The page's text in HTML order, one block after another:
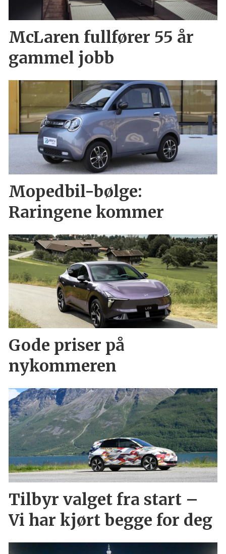
McLaren fullfører 55 år
gammel jobb
Mopedbil-bølge:
Raringene kommer
Gode priser på
nykommeren
Tilbyr valget fra start –
Vi har kjørt begge for deg